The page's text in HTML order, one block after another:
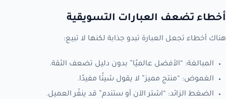
أخطاء تضعف العبارات التسويقية
هناك أخطاء تجعل العبارة تبدو جذابة لكنها لا تبيع:
المبالغة: “الأفضل عالميًا” بدون دليل تضعف الثقة.
الغموض: “منتج مميز” لا يقول شيئًا مفيدًا.
الضغط الزائد: “اشتر الآن أو ستندم” قد ينفّر العميل.